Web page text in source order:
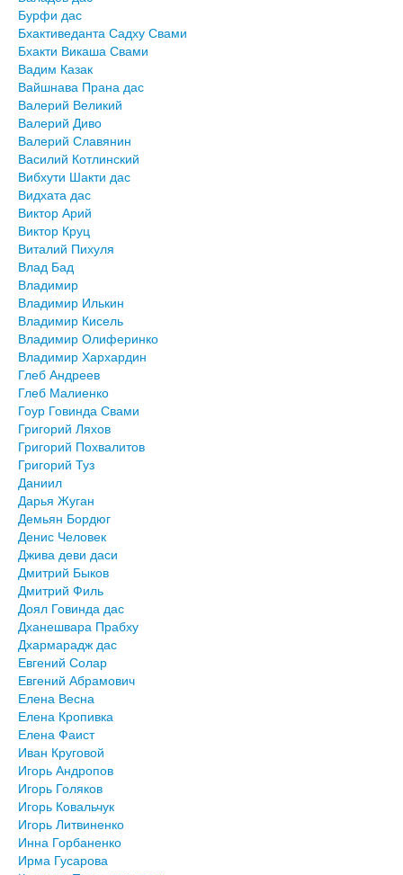
Бурфи дас
Бхактиведанта Садху Свами
Бхакти Викаша Свами
Вадим Казак
Вайшнава Прана дас
Валерий Великий
Валерий Диво
Валерий Славянин
Василий Котлинский
Вибхути Шакти дас
Видхата дас
Виктор Арий
Виктор Круц
Виталий Пихуля
Влад Бад
Владимир
Владимир Илькин
Владимир Кисель
Владимир Олиферинко
Владимир Хархардин
Глеб Андреев
Глеб Малиенко
Гоур Говинда Свами
Григорий Ляхов
Григорий Похвалитов
Григорий Туз
Даниил
Дарья Жуган
Демьян Бордюг
Денис Человек
Джива деви даси
Дмитрий Быков
Дмитрий Филь
Доял Говинда дас
Дханешвара Прабху
Дхармарадж дас
Евгений Солар
Евгений Абрамович
Елена Весна
Елена Кропивка
Елена Фаист
Иван Круговой
Игорь Андропов
Игорь Голяков
Игорь Ковальчук
Игорь Литвиненко
Инна Горбаненко
Ирма Гусарова